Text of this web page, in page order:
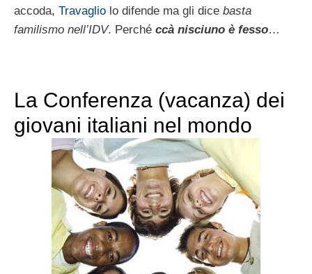
accoda, Travaglio lo difende ma gli dice basta
familismo nell’IDV. Perché ccà nisciuno è fesso…
La Conferenza (vacanza) dei
giovani italiani nel mondo